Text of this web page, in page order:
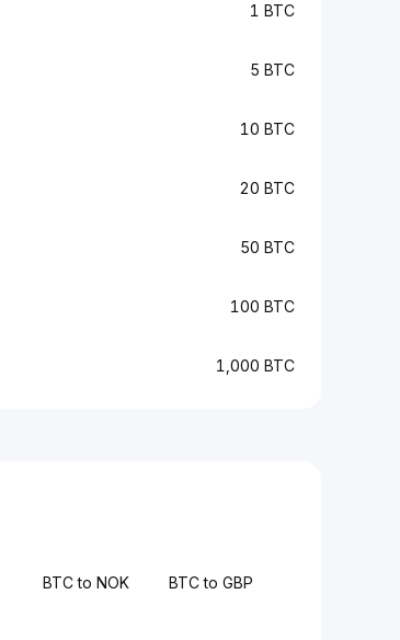
1 BTC
5 BTC
10 BTC
20 BTC
50 BTC
100 BTC
1,000 BTC
BTC to NOK BTC to GBP